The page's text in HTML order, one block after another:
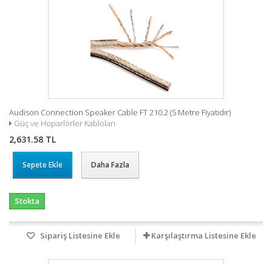
Audison Connection Speaker Cable FT 210.2 (5 Metre Fiyatıdır)
Güç ve Hoparlörler Kabloları
2,631.58 TL
Sepete Ekle Daha Fazla
Stokta
Sipariş Listesine Ekle Karşılaştırma Listesine Ekle